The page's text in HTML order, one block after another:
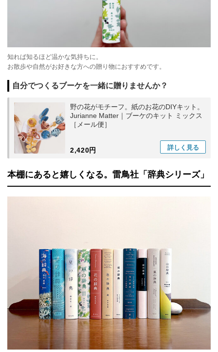
知れば知るほど温かな気持ちに。
お散歩や自然がお好きな方への贈り物におすすめです。
自分でつくるブーケを一緒に贈りませんか？
野の花がモチーフ。紙のお花のDIYキット。
Jurianne Matter｜ブーケのキット ミックス
［メール便］
2,420円 詳しく 見る
本棚にあると嬉しくなる。雷鳥社「辞典シリーズ」